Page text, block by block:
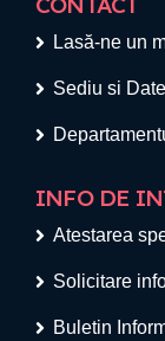
Lasă-ne un
Sediu si
INFO DE
Atestarea
Solicitare
Buletin